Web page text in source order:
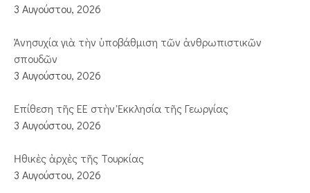
3 Αυγούστου, 2026
Ἀνησυχία γιὰ τὴν ὑποβάθμιση τῶν ἀνθρωπιστικῶν
σπουδῶν
3 Αυγούστου, 2026
Ἐπίθεση τῆς ΕΕ στὴν Ἐκκλησία τῆς Γεωργίας
3 Αυγούστου, 2026
Ἠθικὲς ἀρχὲς τῆς Τουρκίας
3 Αυγούστου, 2026